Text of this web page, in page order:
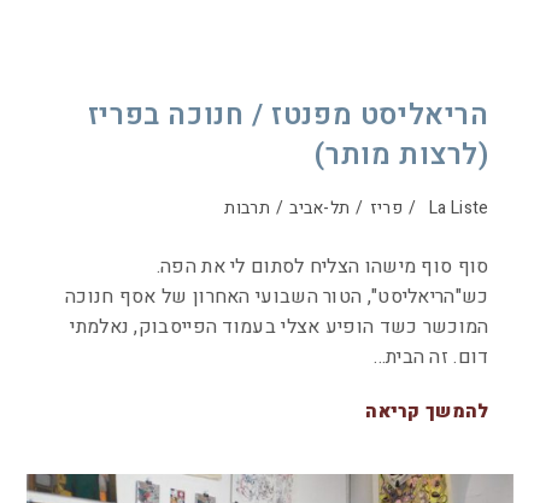
הריאליסט מפנטז / חנוכה בפריז
(לרצות מותר)
La Liste
/ פריז / תל-אביב / תרבות
סוף סוף מישהו הצליח לסתום לי את הפה.
כש"הריאליסט", הטור השבועי האחרון של אסף חנוכה
המוכשר כשד הופיע אצלי בעמוד הפייסבוק, נאלמתי
דום. זה הבית…
להמשך קריאה